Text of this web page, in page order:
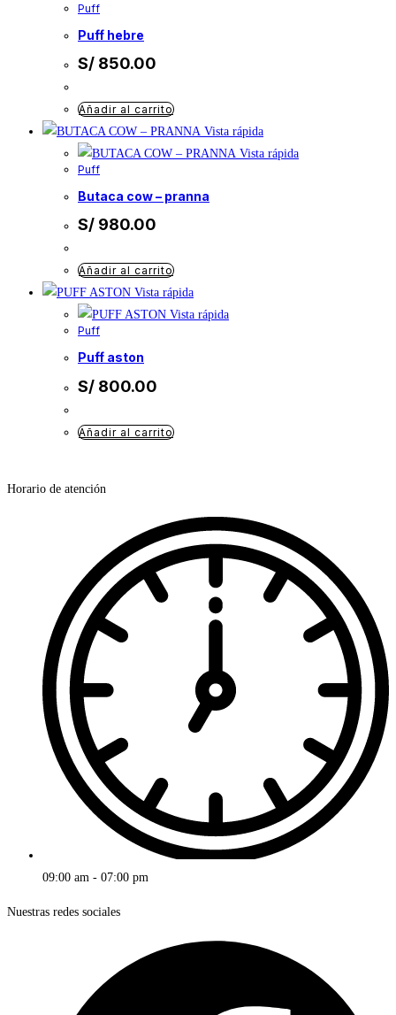
Puff
puff hebre
S/ 850.00
Añadir al carrito
Vista rápida
Vista rápida
Puff
butaca cow – pranna
S/ 980.00
Añadir al carrito
Vista rápida
Vista rápida
Puff
puff aston
S/ 800.00
Añadir al carrito
Horario de atención
09:00 am - 07:00 pm
Nuestras redes sociales